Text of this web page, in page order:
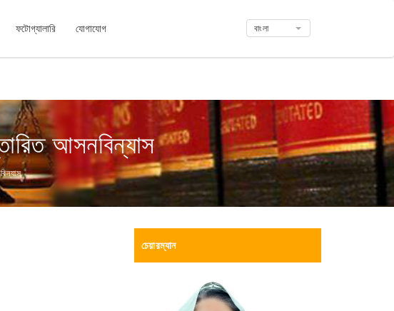
ফটোগ্যালারি যোগাযোগ বাংলা
আসনবিন্যাস
চেয়ারম্যান